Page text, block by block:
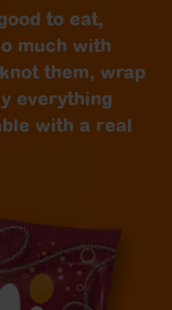
to eat,
much with
them, wrap
everything
with a real